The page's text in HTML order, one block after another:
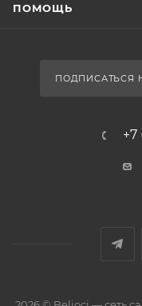
ПОМОЩЬ
ПОДПИСАТЬСЯ
+7